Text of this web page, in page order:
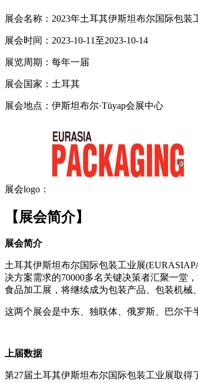
展会名称： 2023年土耳其伊斯坦布尔国际包装
展会时间： 2023-10-11至2023-10-14
展览周期： 每年一届
展会国家： 土耳其
展会地点： 伊斯坦布尔·Tüyap会展中心
展会logo：
【展会简介】
展会简介
土耳其伊斯坦布尔国际包装工业展
决方案需求的70000多名关键决策者汇聚一堂
食品加工展，将继续成为包装产品、包装机械
这两个展会是中东、独联体、俄罗斯、巴尔
上届数据
第27届土耳其伊斯坦布尔国际包装工业展取得